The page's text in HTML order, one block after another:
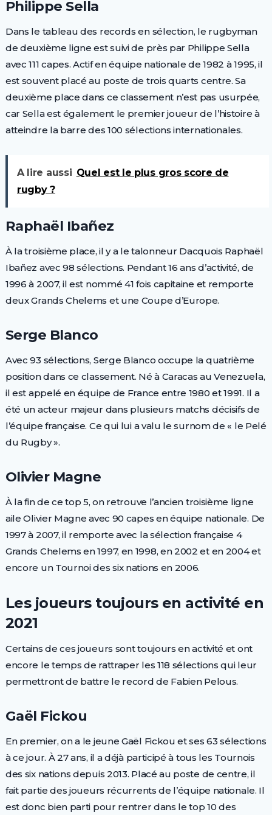
Philippe Sella
Dans le tableau des records en sélection, le rugbyman
de deuxième ligne est suivi de près par Philippe Sella
avec 111 capes. Actif en équipe nationale de 1982 à 1995, il
est souvent placé au poste de trois quarts centre. Sa
deuxième place dans ce classement n’est pas usurpée,
car Sella est également le premier joueur de l’histoire à
atteindre la barre des 100 sélections internationales.
A lire aussi Quel est le plus gros score de
rugby ?
Raphaël Ibañez
À la troisième place, il y a le talonneur Dacquois Raphaël
Ibañez avec 98 sélections. Pendant 16 ans d’activité, de
1996 à 2007, il est nommé 41 fois capitaine et remporte
deux Grands Chelems et une Coupe d’Europe.
Serge Blanco
Avec 93 sélections, Serge Blanco occupe la quatrième
position dans ce classement. Né à Caracas au Venezuela,
il est appelé en équipe de France entre 1980 et 1991. Il a
été un acteur majeur dans plusieurs matchs décisifs de
l’équipe française. Ce qui lui a valu le surnom de « le Pelé
du Rugby ».
Olivier Magne
À la fin de ce top 5, on retrouve l’ancien troisième ligne
aile Olivier Magne avec 90 capes en équipe nationale. De
1997 à 2007, il remporte avec la sélection française 4
Grands Chelems en 1997, en 1998, en 2002 et en 2004 et
encore un Tournoi des six nations en 2006.
Les joueurs toujours en activité en
2021
Certains de ces joueurs sont toujours en activité et ont
encore le temps de rattraper les 118 sélections qui leur
permettront de battre le record de Fabien Pelous.
Gaël Fickou
En premier, on a le jeune Gaël Fickou et ses 63 sélections
à ce jour. À 27 ans, il a déjà participé à tous les Tournois
des six nations depuis 2013. Placé au poste de centre, il
fait partie des joueurs récurrents de l’équipe nationale. Il
est donc bien parti pour rentrer dans le top 10 des